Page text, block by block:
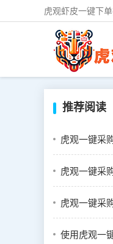
虎观虾皮一键下
推荐阅读
虎观一键采
虎观一键采